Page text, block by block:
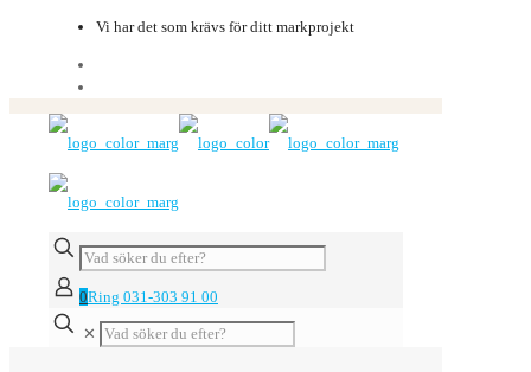
Vi har det som krävs för ditt markprojekt
0Ring 031-303 91 00
✕